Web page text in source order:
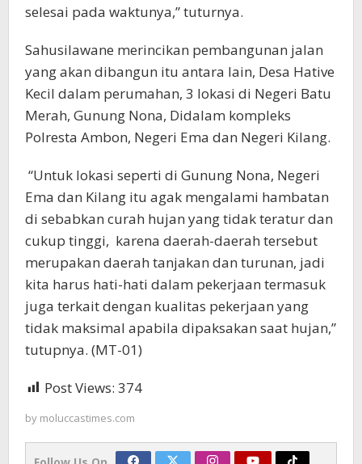
selesai pada waktunya,” tuturnya.
Sahusilawane merincikan pembangunan jalan
yang akan dibangun itu antara lain, Desa Hative
Kecil dalam perumahan, 3 lokasi di Negeri Batu
Merah, Gunung Nona, Didalam kompleks
Polresta Ambon, Negeri Ema dan Negeri Kilang.
“Untuk lokasi seperti di Gunung Nona, Negeri
Ema dan Kilang itu agak mengalami hambatan
di sebabkan curah hujan yang tidak teratur dan
cukup tinggi, karena daerah-daerah tersebut
merupakan daerah tanjakan dan turunan, jadi
kita harus hati-hati dalam pekerjaan termasuk
juga terkait dengan kualitas pekerjaan yang
tidak maksimal apabila dipaksakan saat hujan,”
tutupnya. (MT-01)
Post Views: 374
by moluccastimes.com